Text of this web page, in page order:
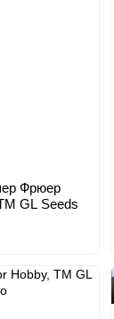
Фрюер
GL Seeds